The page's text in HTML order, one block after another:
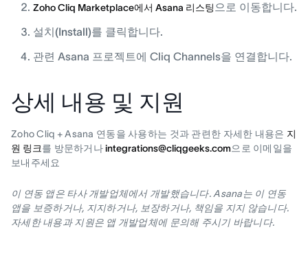
Zoho Cliq Marketplace에서 Asana 리스팅 으로 이동합니다.
설치(Install)를 클릭합니다.
관련 Asana 프로젝트에 Cliq Channels을 연결합니다.
상세 내용 및 지원
Zoho Cliq + Asana 연동을 사용하는 것과 관련한 자세한 내용은 지
원 링크를 방문하거나integrations@cliqgeeks.com으로 이메일을
보내주세요
이 연동 앱은 타사 개발업체에서 개발했습니다. Asana는 이 연동
앱을 보증하거나, 지지하거나, 보장하거나, 책임을 지지 않습니다.
자세한 내용과 지원은 앱 개발업체에 문의해 주시기 바랍니다.